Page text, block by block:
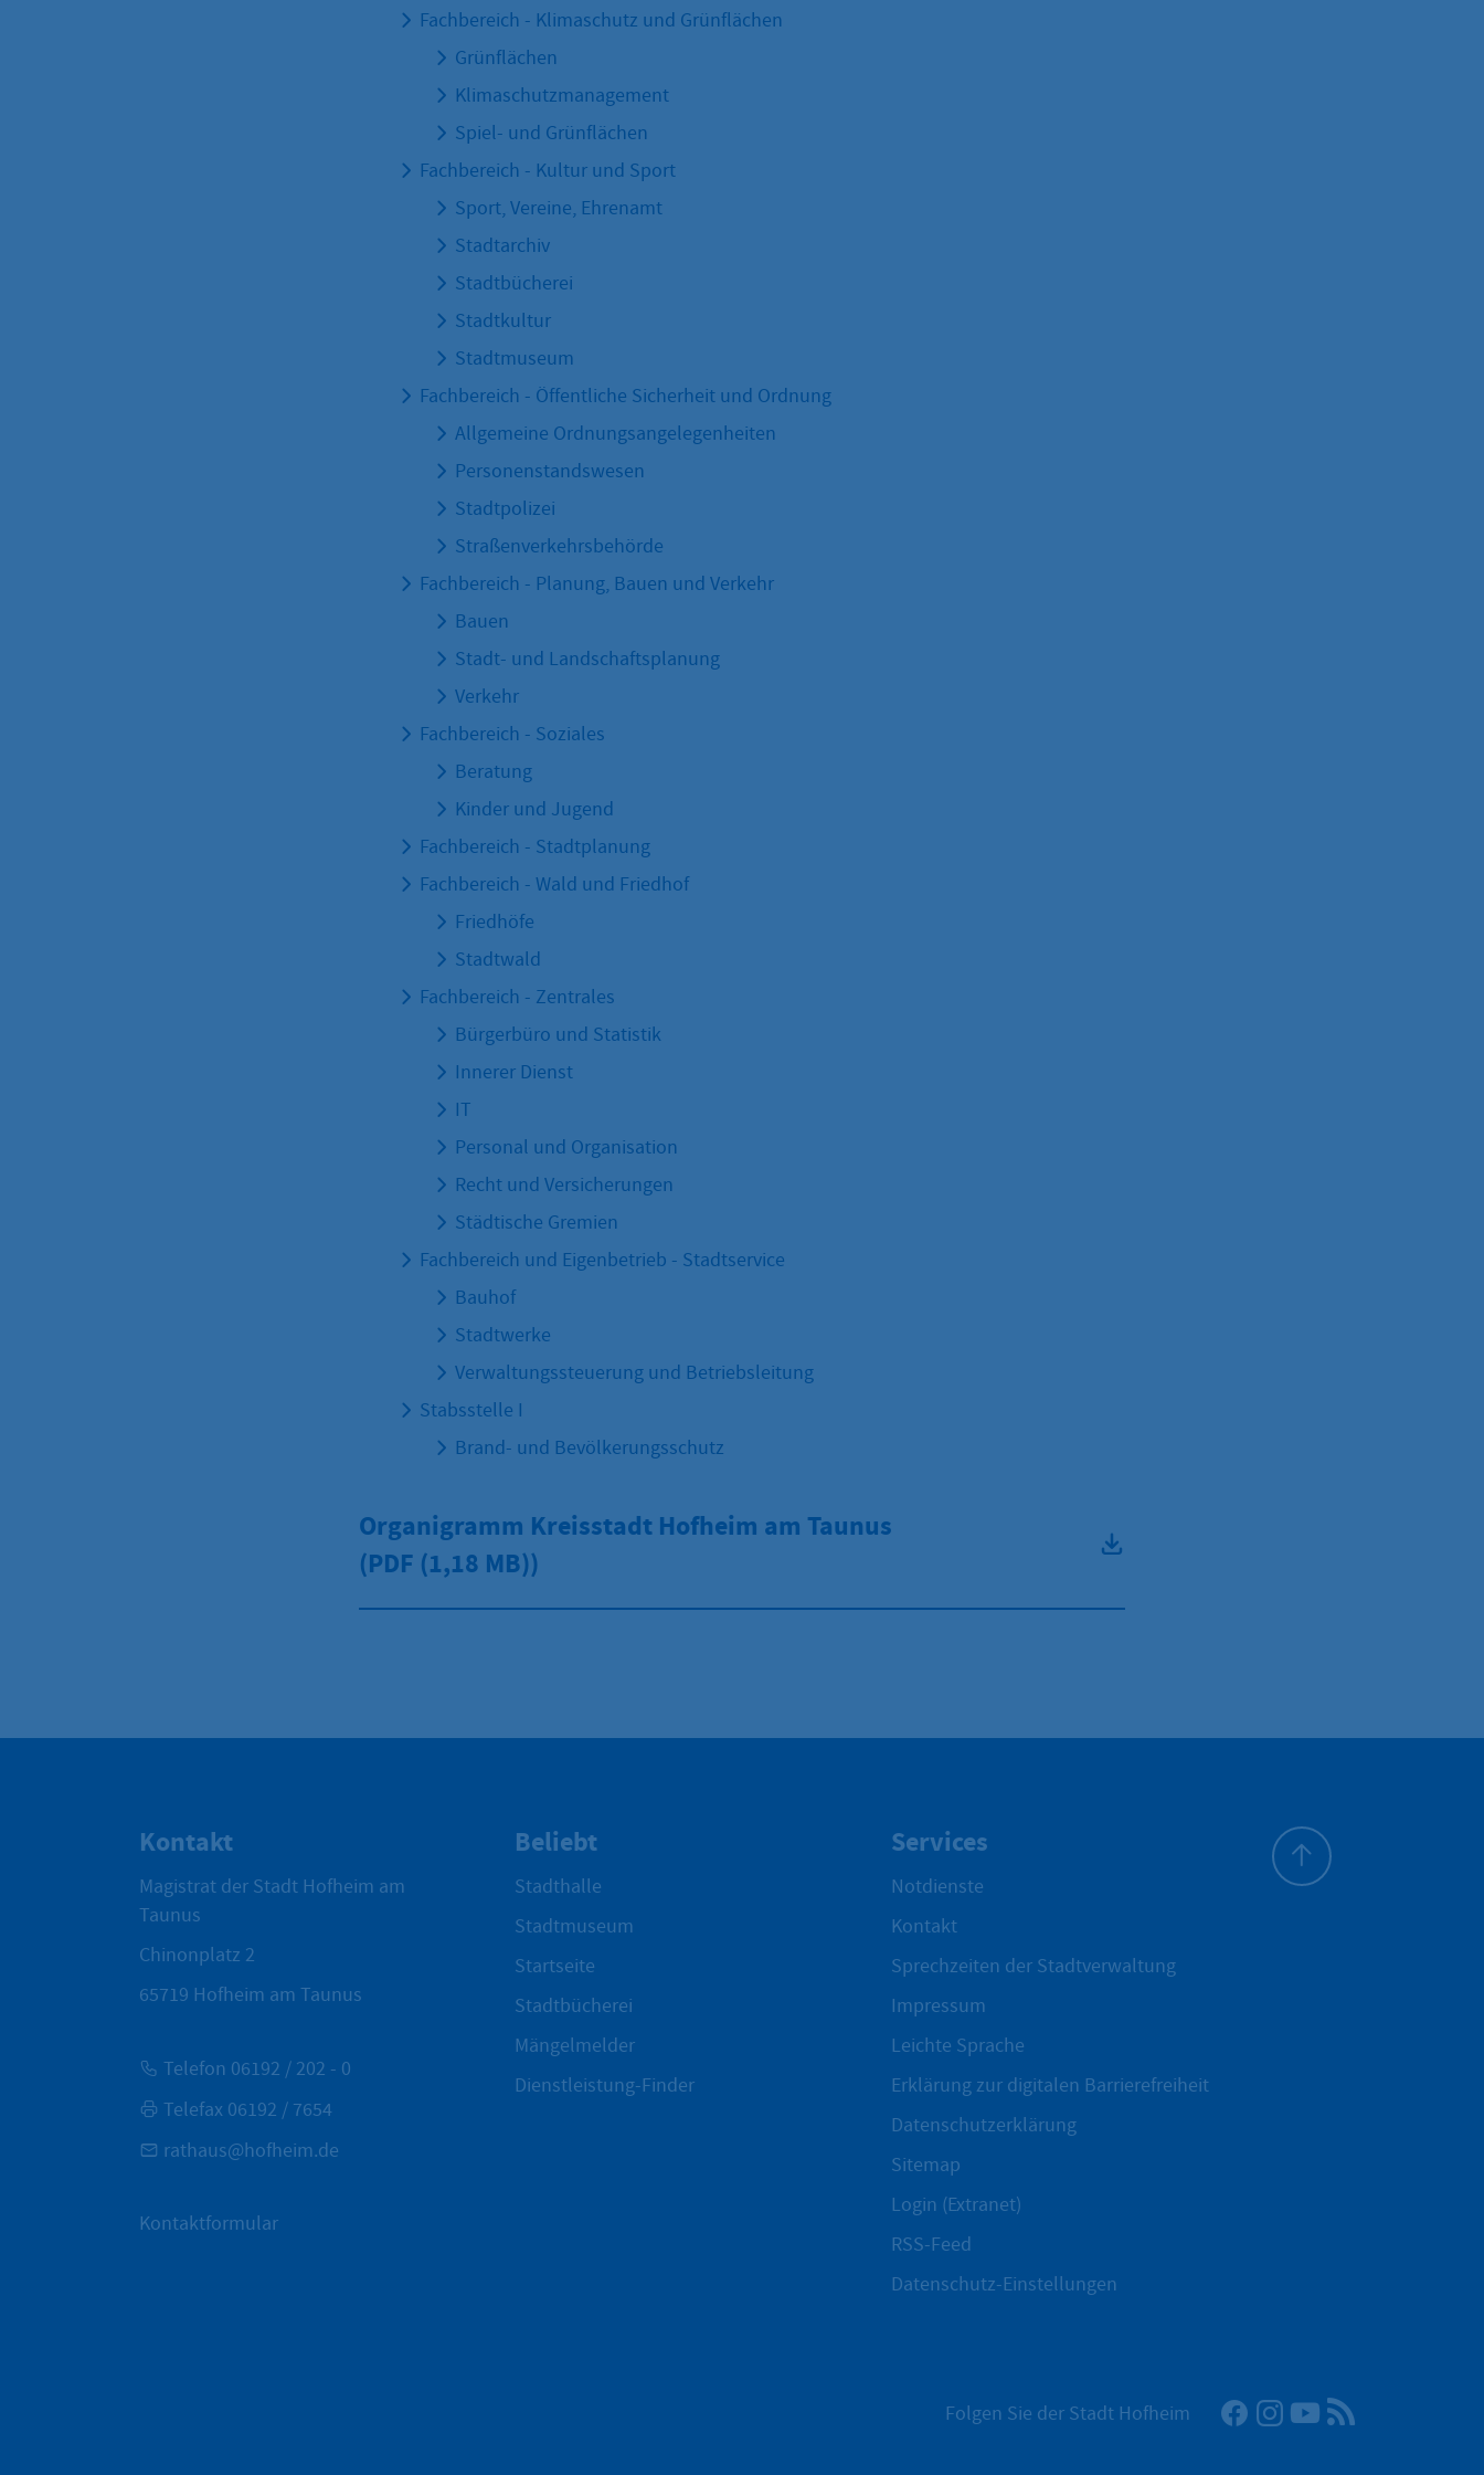
Fachbereich - Klimaschutz und Grünflächen
Grünflächen
Klimaschutzmanagement
Spiel- und Grünflächen
Fachbereich - Kultur und Sport
Sport, Vereine, Ehrenamt
Stadtarchiv
Stadtbücherei
Stadtkultur
Stadtmuseum
Fachbereich - Öffentliche Sicherheit und Ordnung
Allgemeine Ordnungsangelegenheiten
Personenstandswesen
Stadtpolizei
Straßenverkehrsbehörde
Fachbereich - Planung, Bauen und Verkehr
Bauen
Stadt- und Landschaftsplanung
Verkehr
Fachbereich - Soziales
Beratung
Kinder und Jugend
Fachbereich - Stadtplanung
Fachbereich - Wald und Friedhof
Friedhöfe
Stadtwald
Fachbereich - Zentrales
Bürgerbüro und Statistik
Innerer Dienst
IT
Personal und Organisation
Recht und Versicherungen
Städtische Gremien
Fachbereich und Eigenbetrieb - Stadtservice
Bauhof
Stadtwerke
Verwaltungssteuerung und Betriebsleitung
Stabsstelle I
Brand- und Bevölkerungsschutz
Organigramm Kreisstadt Hofheim am Taunus
(PDF (1,18 MB))
Kontakt
Magistrat der Stadt Hofheim am
Taunus
Chinonplatz 2
65719 Hofheim am Taunus
Telefon 06192 / 202 - 0
Telefax 06192 / 7654
rathaus@hofheim.de
Kontaktformular
Beliebt
Stadthalle
Stadtmuseum
Startseite
Stadtbücherei
Mängelmelder
Dienstleistung-Finder
Services
Notdienste
Kontakt
Sprechzeiten der Stadtverwaltung
Impressum
Leichte Sprache
Erklärung zur digitalen Barrierefreiheit
Datenschutzerklärung
Sitemap
Login (Extranet)
RSS-Feed
Datenschutz-Einstellungen
Folgen Sie der Stadt Hofheim Facebook
Instagram
YouTube